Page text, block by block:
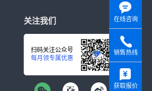
关注我们
扫码关注公众号
每月领专属优惠
在线咨询
销售热线
获取报价